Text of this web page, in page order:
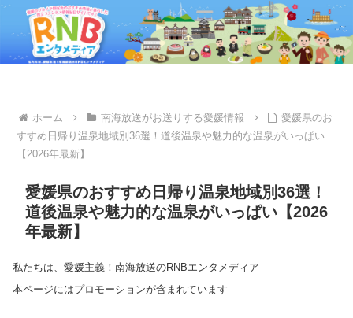
ホーム 南海放送がお送りする愛媛情報
愛媛県のお
すすめ日帰り温泉地域別36選！道後温泉や魅力的な温泉がいっぱい
【2026年最新】
愛媛県のおすすめ日帰り温泉地域別36選！
道後温泉や魅力的な温泉がいっぱい【2026
年最新】
私たちは、愛媛主義！南海放送のRNBエンタメディア
本ページにはプロモーションが含まれています